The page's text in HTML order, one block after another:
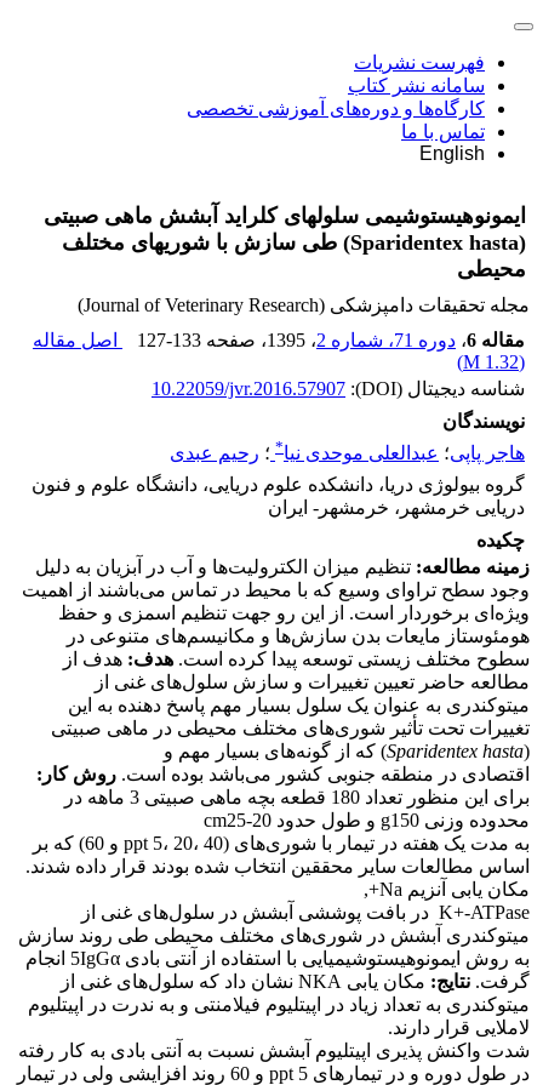
فهرست نشریات
سامانه نشر کتاب
کارگاه‌ها و دوره‌های آموزشی تخصصی
تماس با ما
English
ایمونوهیستوشیمی سلولهای کلراید آبشش ماهی صبیتی
(Sparidentex hasta) طی سازش با شوریهای مختلف
محیطی
مجله تحقیقات دامپزشکی (Journal of Veterinary Research)
مقاله 6
، دوره 71، شماره 2 ، 1395 ، صفحه 127-133
اصل مقاله
(
1.32 M
)
شناسه دیجیتال (DOI):
10.22059/jvr.2016.57907
نویسندگان
هاجر پاپی؛ عبدالعلی موحدی نیا* ؛ رحیم عبدی
گروه بیولوژى دریا، دانشکده علوم دریایى، دانشگاه علوم و فنون
دریایى خرمشهر، خرمشهر- ایران
چکیده
زمینه مطالعه: تنظیم میزان الکترولیت‌ها و آب در آبزیان به دلیل
وجود سطح تراوای وسیع که با محیط در تماس می‌باشند از اهمیت
ویژه‌ای برخوردار است. از این رو جهت تنظیم اسمزی و حفظ
هومئوستاز مایعات بدن سازش‌ها و مکانیسم‌های متنوعی در
سطوح مختلف زیستی توسعه پیدا کرده است. هدف: هدف از
مطالعه حاضر تعیین تغییرات و سازش سلول‌های غنی از
میتوکندری به عنوان یک سلول بسیار مهم پاسخ دهنده به این
تغییرات تحت تأثیر شوری‌های مختلف محیطی در ماهی صبیتی
(
Sparidentex hasta) که از گونه‌های بسیار مهم و
اقتصادی در منطقه جنوبی کشور می‌باشد بوده است. روش کار:
برای این منظور تعداد 180 قطعه بچه ماهی صبیتی 3 ماهه در
محدوده وزنی g‌150 و طول حدود cm‌25-20
به مدت یک هفته در تیمار با شوری‌های (ppt 5، 20، 40 و 60) که بر
اساس مطالعات سایر محققین انتخاب شده بودند قرار داده شدند.
مکان یابی آنزیم Na+,
K+-ATPase در بافت پوششی آبشش در سلول‌های غنی از
میتوکندری آبشش در شوری‌های مختلف محیطی طی روند سازش
به روش ایمونوهیستوشیمیایی با استفاده از آنتی بادی 5‌IgGα انجام
گرفت. نتایج:
مکان یابی NKA نشان داد که سلول‌های غنی از
میتوکندری به تعداد زیاد در اپیتلیوم فیلامنتی و به ندرت در اپیتلیوم
لاملایی قرار دارند.
شدت واکنش پذیری اپیتلیوم آبشش نسبت به آنتی بادی به کار رفته
در طول دوره و در تیمار‌های ppt 5 و 60 روند افزایشی ولی در تیمار